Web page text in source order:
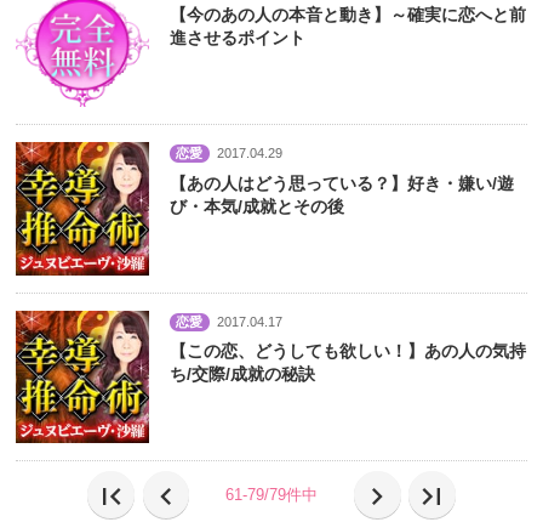
【今のあの人の本音と動き】～確実に恋へと前
進させるポイント
恋愛 2017.04.29
【あの人はどう思っている？】好き・嫌い/遊
び・本気/成就とその後
恋愛 2017.04.17
【この恋、どうしても欲しい！】あの人の気持
ち/交際/成就の秘訣
first_page chevron_left 61-79/79件中 chevron_right last_page